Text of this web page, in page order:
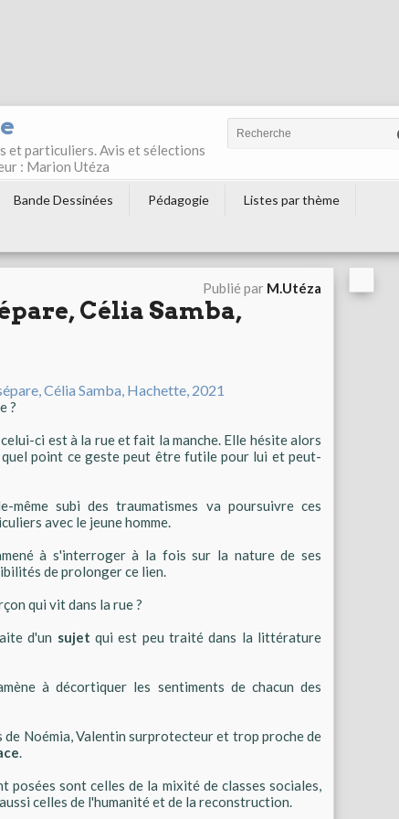
et particuliers. Avis et sélections
: Marion Utéza
Bande Dessinées Pédagogie
Listes par thème
Publié par M.Utéza
Célia Samba,
?
ci est à la rue et fait la manche. Elle hésite alors
point ce geste peut être futile pour lui et peut-
subi des traumatismes va poursuivre ces
avec le jeune homme.
à s'interroger à la fois sur la nature de ses
de prolonger ce lien.
qui vit dans la rue ?
d'un sujet qui est peu traité dans la littérature
à décortiquer les sentiments de chacun des
de Noémia, Valentin surprotecteur et trop proche de
.
posées sont celles de la mixité de classes sociales,
celles de l'humanité et de la reconstruction.